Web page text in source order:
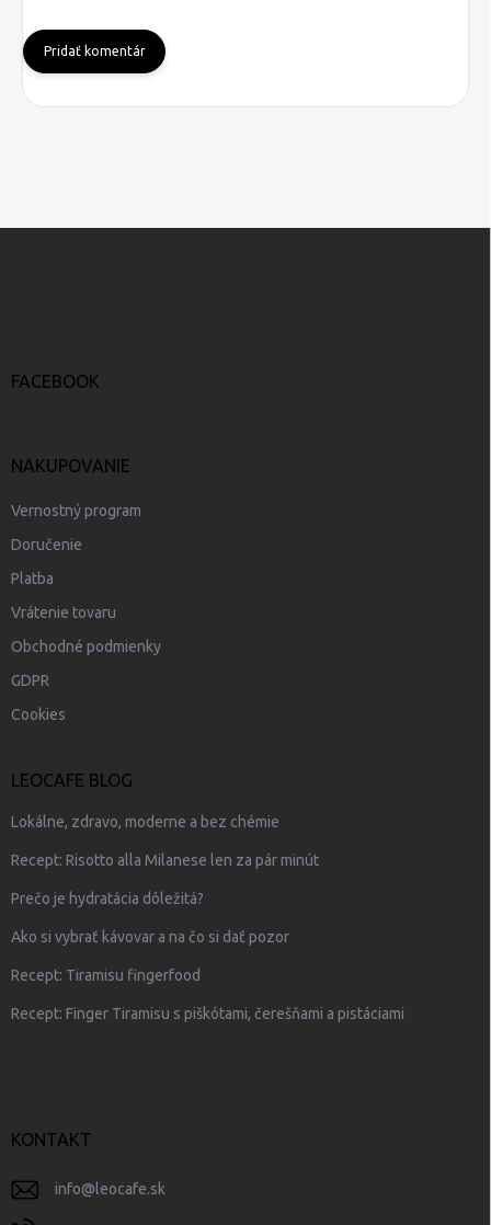
Pridať komentár
FACEBOOK
NAKUPOVANIE
Vernostný program
Doručenie
Platba
Vrátenie tovaru
Obchodné podmienky
GDPR
Cookies
LEOCAFE BLOG
Lokálne, zdravo, moderne a bez chémie
Recept: Risotto alla Milanese len za pár minút
Prečo je hydratácia dôležitá?
Ako si vybrať kávovar a na čo si dať pozor
Recept: Tiramisu fingerfood
Recept: Finger Tiramisu s piškótami, čerešňami a pistáciami
KONTAKT
info@leocafe.sk